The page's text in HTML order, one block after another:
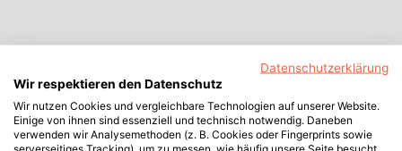
Datenschutzerklärung
Wir respektieren den Datenschutz
Wir nutzen Cookies und vergleichbare Technologien auf unserer Website.
Einige von ihnen sind essenziell und technisch notwendig. Daneben
verwenden wir Analysemethoden (z. B. Cookies oder Fingerprints sowie
serverseitiges Tracking), um zu messen, wie häufig unsere Seite besucht